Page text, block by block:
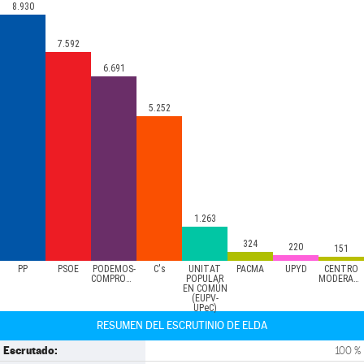
PP PSOE
PODEMOS-
COMPROMÍS
C's
UNITAT
POPULAR
EN COMÚN
(EUPV-
UPeC)
PACMA UPYD
CENTRO
MODERADO
8.930
7.592
6.691
5.252
1.263
324 220 151
RESUMEN DEL ESCRUTINIO DE ELDA
Escrutado: 100 %